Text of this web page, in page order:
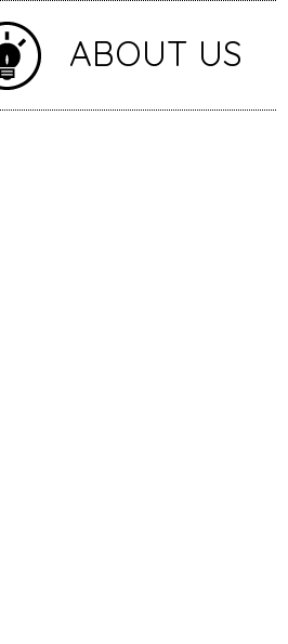
ABOUT US